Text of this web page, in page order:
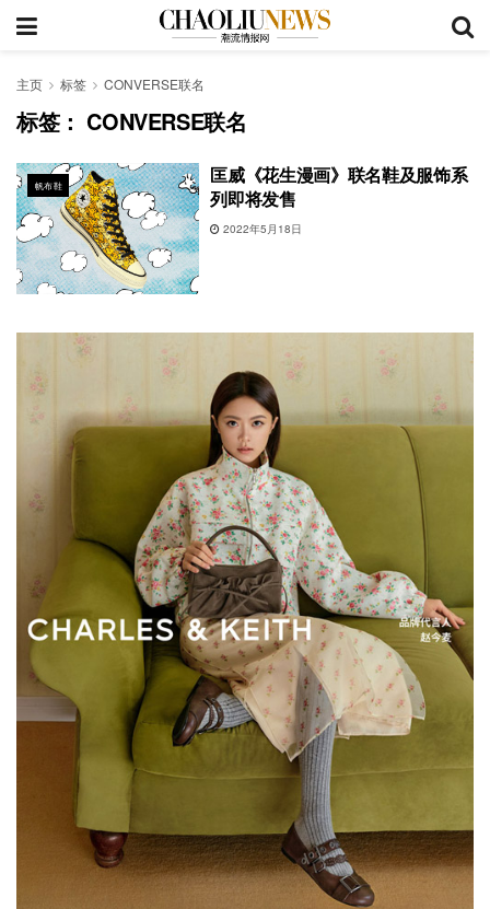
主页 标签 CONVERSE联名
标签： CONVERSE联名
帆布鞋
匡威《花生漫画》联名鞋及服饰系
列即将发售
2022年5月18日